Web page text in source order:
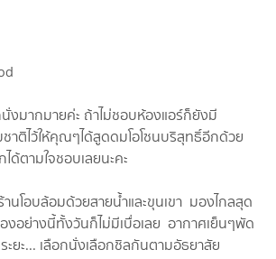
งมากมายค่ะ ถ้าไม่ชอบห้องแอร์ก็ยังมี
าติไว้ให้คุณๆได้สูดดมโอโซนบริสุทธิ์อีกด้วย
ด้ตามใจชอบเลยนะคะ
นโอบล้อมด้วยสายน้ำและขุนเขา มองไกลสุด
งอย่างนี้ทั้งวันก็ไม่มีเบื่อเลย อากาศเย็นๆพัด
ะยะ... เลือกนั่งเลือกชิลกันตามอัธยาสัย